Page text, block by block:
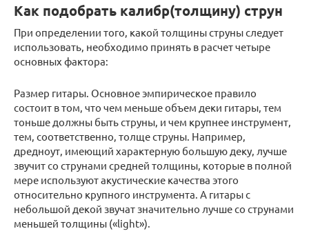
Как подобрать калибр(толщину) струн
При определении того, какой толщины струны следует
использовать, необходимо принять в расчет четыре
основных фактора:
Размер гитары. Основное эмпирическое правило
состоит в том, что чем меньше объем деки гитары, тем
тоньше должны быть струны, и чем крупнее инструмент,
тем, соответственно, толще струны. Например,
дредноут, имеющий характерную большую деку, лучше
звучит со струнами средней толщины, которые в полной
мере используют акустические качества этого
относительно крупного инструмента. А гитары с
небольшой декой звучат значительно лучше со струнами
меньшей толщины («light»).